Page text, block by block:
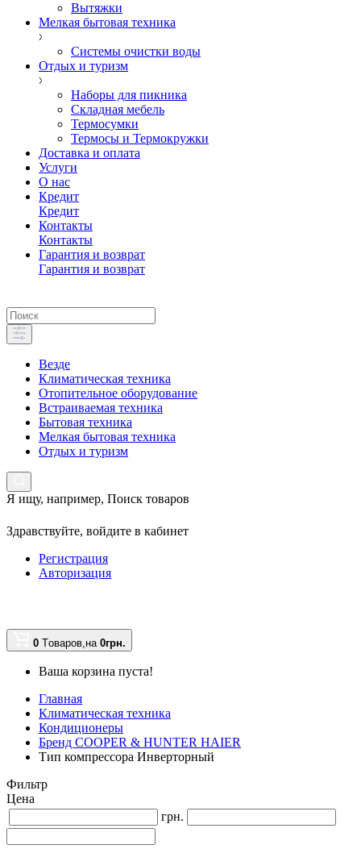
Вытяжки
Мелкая бытовая техника
Системы очистки воды
Отдых и туризм
Наборы для пикника
Складная мебель
Термосумки
Термосы и Термокружки
Доставка и оплата
Услуги
О нас
Кредит
Кредит
Контакты
Контакты
Гарантия и возврат
Гарантия и возврат
Везде
Климатическая техника
Отопительное оборудование
Встраиваемая техника
Бытовая техника
Мелкая бытовая техника
Отдых и туризм
Я ищу, например, Поиск товаров
Здравствуйте, войдите в кабинет
Регистрация
Авторизация
0 Tоваров,на 0грн.
Ваша корзина пуста!
Главная
Климатическая техника
Кондиционеры
Бренд COOPER & HUNTER HAIER
Тип компрессора Инверторный
Фильтр
Цена
грн.